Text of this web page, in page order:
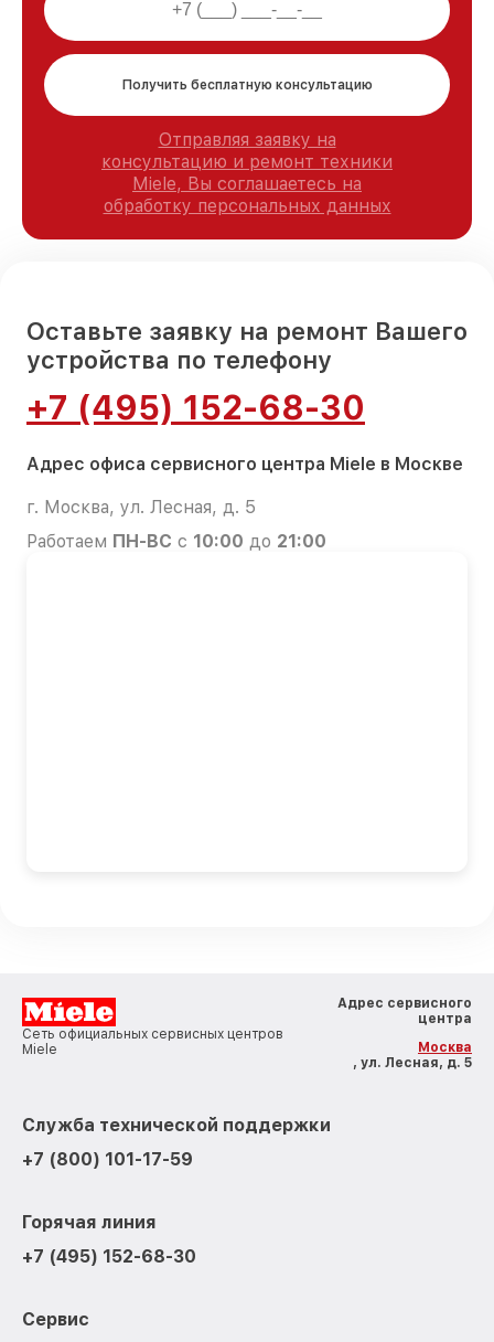
Получить бесплатную консультацию
Отправляя заявку на
консультацию и ремонт техники
Miele, Вы соглашаетесь на
обработку персональных данных
Оставьте заявку на ремонт Вашего
устройства по телефону
+7 (495) 152-68-30
Адрес офиса сервисного центра Miele в Москве
г. Москва, ул. Лесная, д. 5
Работаем ПН-ВС с 10:00 до 21:00
Сеть официальных сервисных центров
Miele
Адрес сервисного
центра
Москва
, ул. Лесная, д. 5
Служба технической поддержки
+7 (800) 101-17-59
Горячая линия
+7 (495) 152-68-30
Сервис